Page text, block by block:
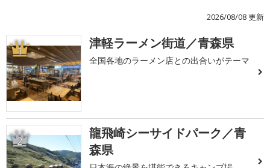
2026/08/08 更新
1 津軽ラーメン街道／青森県
全国各地のラーメン店との出合いがテーマ
2
龍飛崎シーサイドパーク／青
森県